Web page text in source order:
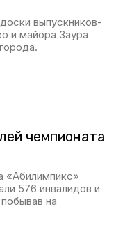
выпускников-
и майора Заура
чемпионата
«Абилимпикс»
576 инвалидов и
на